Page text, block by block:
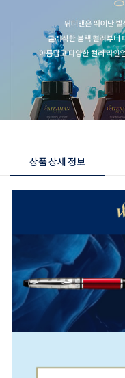
상품 상세 정보